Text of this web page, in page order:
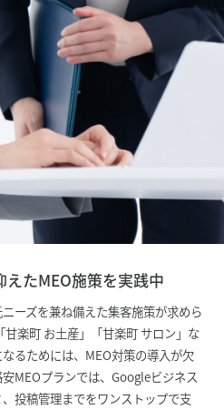
たMEO施策を実践中
ーズを兼ね備えた集客施策が求めら
楽町 お土産」「甘楽町 サロン」な
るためには、MEO対策の導入が欠
MEOプランでは、Googleビジネス
投稿管理までをワンストップで支